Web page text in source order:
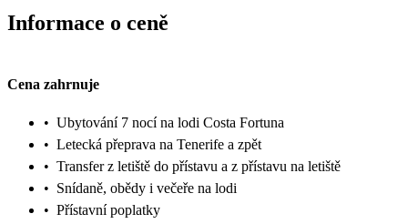
Informace o ceně
Cena zahrnuje
• Ubytování 7 nocí na lodi Costa Fortuna
• Letecká přeprava na Tenerife a zpět
• Transfer z letiště do přístavu a z přístavu na letiště
• Snídaně, obědy i večeře na lodi
• Přístavní poplatky